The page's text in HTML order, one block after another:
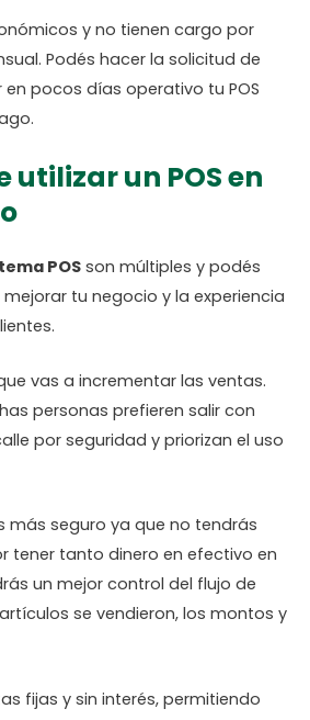
y no tienen cargo por
Podés hacer la solicitud de
pocos días operativo tu POS
utilizar un POS en
POS son múltiples y podés
tu negocio y la experiencia
vas a incrementar las ventas.
personas prefieren salir con
por seguridad y priorizan el uso
más seguro ya que no tendrás
tener tanto dinero en efectivo en
un mejor control del flujo de
se vendieron, los montos y
fijas y sin interés, permitiendo